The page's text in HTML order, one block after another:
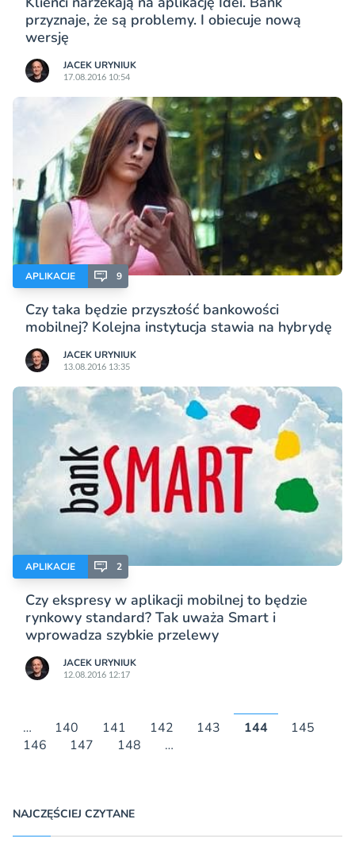
przyznaje, że są problemy. I obiecuje nową
wersję
JACEK URYNIUK
17.08.2016 10:54
APLIKACJE 9
Czy taka będzie przyszłość bankowości
mobilnej? Kolejna instytucja stawia na hybrydę
JACEK URYNIUK
13.08.2016 13:35
APLIKACJE 2
Czy ekspresy w aplikacji mobilnej to będzie
rynkowy standard? Tak uważa Smart i
wprowadza szybkie przelewy
JACEK URYNIUK
12.08.2016 12:17
… 140 141 142 143 144
145
146
147 148 …
NAJCZĘŚCIEJ CZYTANE